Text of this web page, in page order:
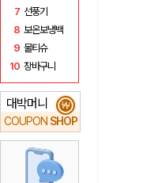
7 선풍기
8 보온보냉백
9 물티슈
10 장바구니
대박머니
COUPON SHOP
₩